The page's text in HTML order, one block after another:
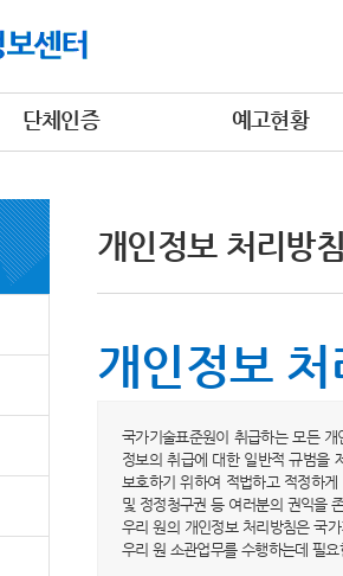
단체인증 예고현황
개인정보 처리방
개인정보
국가기술표준원이 취급하는 모든 개
정보의 취급에 대한 일반적 규범을
보호하기 위하여 적법하고 적정하
및 정정청구권 등 여러분의 권익을
우리 원의 개인정보 처리방침은 국
우리 원 소관업무를 수행하는데 필요